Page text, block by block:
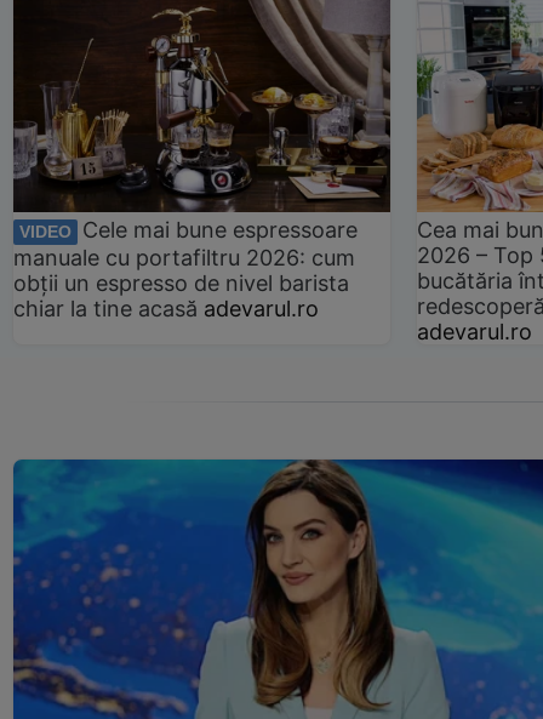
VIDEO
Cele mai bune espressoare
manuale cu portafiltru 2026: cum
obții un espresso de nivel barista
chiar la tine acasă adevarul.ro
Cea mai
2026 –
bucătăria
adevarul.ro